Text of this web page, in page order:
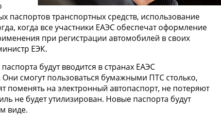
паспортов транспортных средств, использование
когда все участники ЕАЭС обеспечат оформление
при регистрации автомобилей в своих
ЕЭК.
будут вводится в странах ЕАЭС
смогут пользоваться бумажными ПТС столько,
поменять на электронный автопаспорт, не потеряют
не будет утилизирован. Новые паспорта будут
виде.